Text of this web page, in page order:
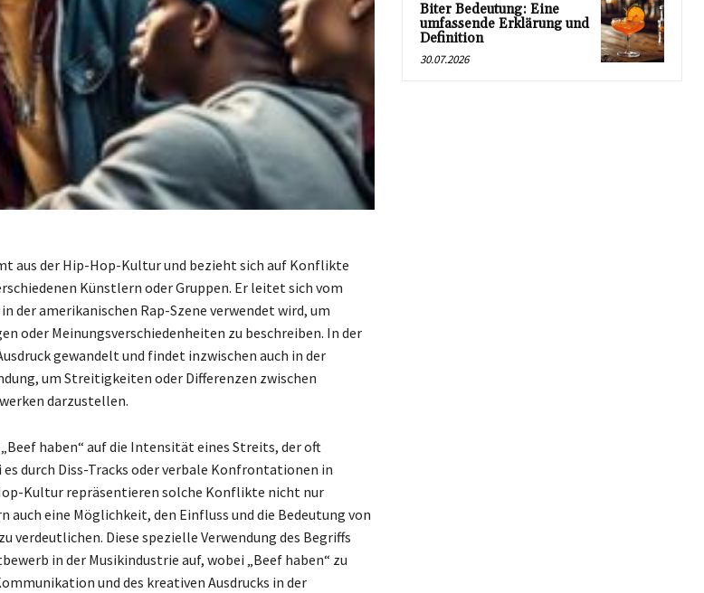
aus der Hip-Hop-Kultur und bezieht sich auf Konflikte
Künstlern oder Gruppen. Er leitet sich vom
der amerikanischen Rap-Szene verwendet wird, um
oder Meinungsverschiedenheiten zu beschreiben. In der
gewandelt und findet inzwischen auch in der
um Streitigkeiten oder Differenzen zwischen
darzustellen.
haben“ auf die Intensität eines Streits, der oft
durch Diss-Tracks oder verbale Konfrontationen in
Kultur repräsentieren solche Konflikte nicht nur
auch eine Möglichkeit, den Einfluss und die Bedeutung von
verdeutlichen. Diese spezielle Verwendung des Begriffs
in der Musikindustrie auf, wobei „Beef haben“ zu
und des kreativen Ausdrucks in der
Biter Bedeutung: Eine
umfassende Erklärung und
Definition
30.07.2026